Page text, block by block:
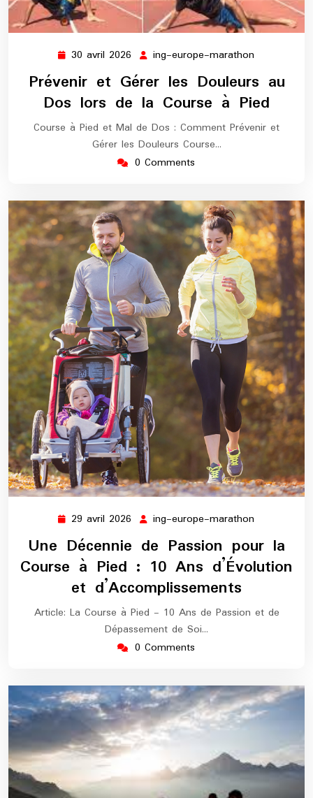
30 avril 2026 30
avril
2026
ing-europe-marathon
marathon
Prévenir et Gérer les Douleurs au
Dos lors de la Course à Pied
Course à Pied et Mal de Dos : Comment Prévenir et
Gérer les Douleurs Course…
0 Comments
29 avril 2026 29
avril
2026
ing-europe-marathon
europe-
marathon
Une Décennie de Passion pour la
Course à Pied : 10 Ans d’Évolution
et d’Accomplissements
Article: La Course à Pied - 10 Ans de Passion et de
Dépassement de Soi…
0 Comments